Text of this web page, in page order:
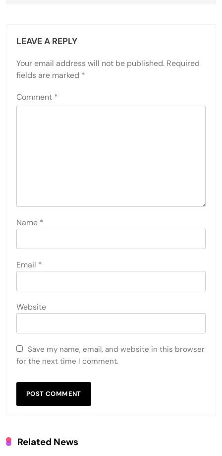
LEAVE A REPLY
Your email address will not be published. Required
fields are marked *
Comment *
Name *
Email *
Website
Save my name, email, and website in this browser
for the next time I comment.
Related News